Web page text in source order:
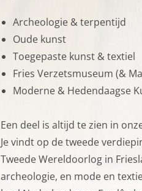
Archeologie & terpentijd
Oude kunst
Toegepaste kunst & textiel
Fries Verzetsmuseum (&
Moderne & Hedendaagse
Een deel is altijd te zien in
Je vindt op de tweede
Tweede Wereldoorlog in
archeologie, en mode en
Privacy
Dankzij cookies
geven ons ook
Functionele
Functionele cookies